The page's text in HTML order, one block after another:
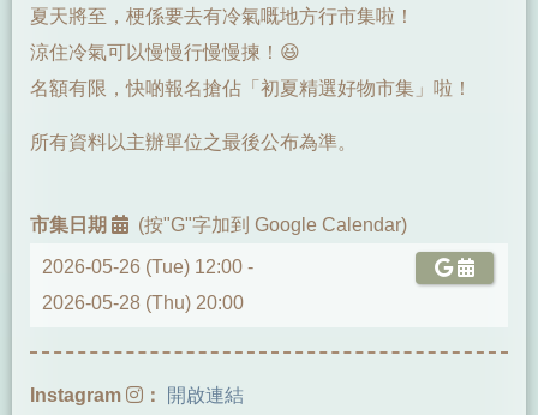
夏天將至，梗係要去有冷氣嘅地方行市集啦！
涼住冷氣可以慢慢行慢慢揀！😆
名額有限，快啲報名搶佔「初夏精選好物市集」啦！
所有資料以主辦單位之最後公布為準。
市集日期 (按"G"字加到 Google Calendar)
2026-05-26 (Tue) 12:00 -
2026-05-28 (Thu) 20:00
Instagram ： 開啟連結